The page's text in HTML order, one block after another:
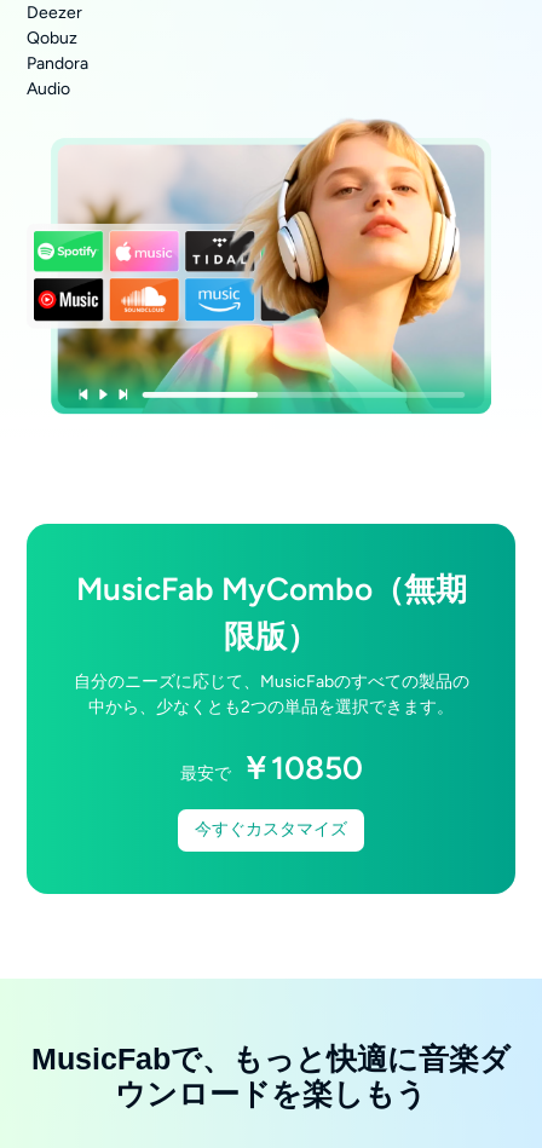
Deezer
Qobuz
Pandora
Audio
MusicFab MyCombo（無期
限版）
自分のニーズに応じて、MusicFabのすべての製品の
中から、少なくとも2つの単品を選択できます。
最安で ￥10850
今すぐカスタマイズ
MusicFabで、もっと快適に音楽ダ
ウンロードを楽しもう